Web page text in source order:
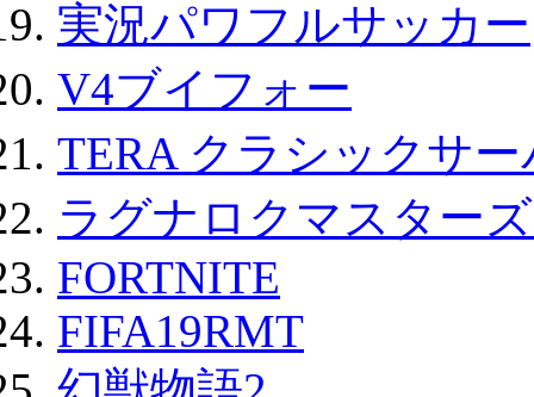
実況パワフルサッカー
V4ブイフォー
TERA クラシックサ
ラグナロクマスター
FORTNITE
FIFA19RMT